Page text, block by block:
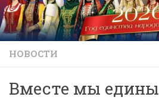
НОВОСТИ
Вместе мы едины